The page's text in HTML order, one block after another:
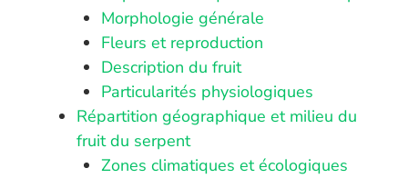
Morphologie générale
Fleurs et reproduction
Description du fruit
Particularités physiologiques
Répartition géographique et milieu du
fruit du serpent
Zones climatiques et écologiques